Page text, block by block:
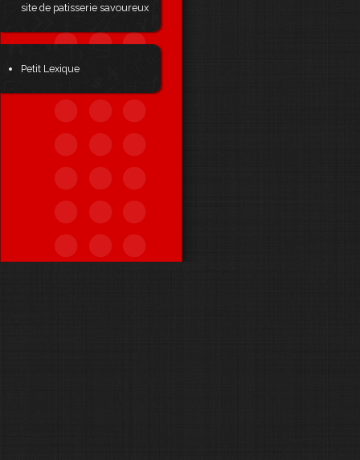
site de patisserie savoureux
Petit Lexique